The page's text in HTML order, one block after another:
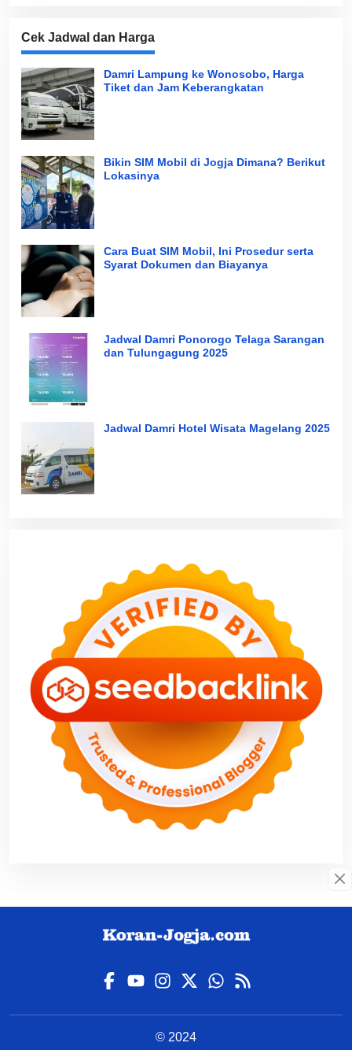
Cek Jadwal dan Harga
Damri Lampung ke Wonosobo, Harga
Tiket dan Jam Keberangkatan
Bikin SIM Mobil di Jogja Dimana? Berikut
Lokasinya
Cara Buat SIM Mobil, Ini Prosedur serta
Syarat Dokumen dan Biayanya
Jadwal Damri Ponorogo Telaga Sarangan
dan Tulungagung 2025
Jadwal Damri Hotel Wisata Magelang 2025
© 2024